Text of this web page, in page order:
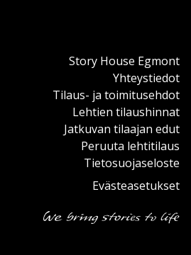
Story House Egmont
Yhteystiedot
Tilaus- ja toimitusehdot
Lehtien tilaushinnat
Jatkuvan tilaajan edut
Peruuta lehtitilaus
Tietosuojaseloste
Evästeasetukset